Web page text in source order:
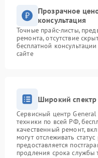
Прозрачное
консультация
Точные прайс-листы,
ремонта, отсутствие
бесплатной
сайте
Широкий спектр
Сервисный центр General
техники по всей РФ,
качественный ремонт,
могут отслеживать
предоставляется
продления срока службы